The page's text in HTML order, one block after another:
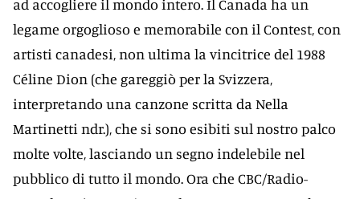
ad accogliere il mondo intero. Il Canada ha un
legame orgoglioso e memorabile con il Contest, con
artisti canadesi, non ultima la vincitrice del 1988
Céline Dion (che gareggiò per la Svizzera,
interpretando una canzone scritta da Nella
Martinetti ndr.), che si sono esibiti sul nostro palco
molte volte, lasciando un segno indelebile nel
pubblico di tutto il mondo. Ora che CBC/Radio-